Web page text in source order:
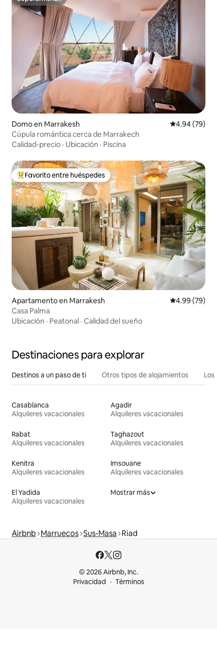
Superanfitrión
Domo en Marrakesh Calificación
4.94 (79)
Cúpula romántica cerca de Marrakech
Calidad-precio · Ubicación · Piscina
Favorito entre huéspedes preferido
Favorito entre huéspedes
Apartamento en Marrakesh Calificación
4.99 (79)
Casa Palma
Ubicación · Peatonal · Calidad del sueño
Destinaciones para explorar
Destinos a un paso de ti Otros tipos de alojamientos
Casablanca
Alquileres vacacionales
Agadir
Alquileres vacacionales
Rabat
Alquileres vacacionales
Taghazout
Alquileres vacacionales
Kenitra
Alquileres vacacionales
Imsouane
Alquileres vacacionales
El Yadida
Alquileres vacacionales
Mostrar más
Airbnb Marruecos Sus-Masa Riad
© 2026 Airbnb, Inc.
Privacidad
Términos